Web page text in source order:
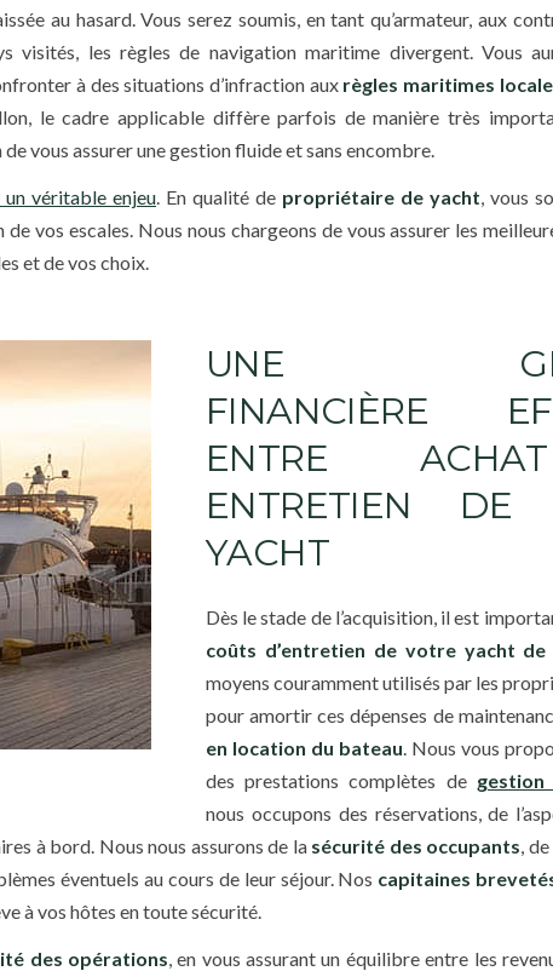
au hasard. Vous serez soumis, en tant qu’armateur, aux
visités, les règles de navigation maritime divergent. Vous
à des situations d’infraction aux règles maritimes
le cadre applicable diffère parfois de manière très
vous assurer une gestion fluide et sans encombre.
véritable enjeu . En qualité de propriétaire de yacht , vous
de vos escales. Nous nous chargeons de vous assurer les
et de vos choix.
UNE
FINANCIÈRE
ENTRE
ENTRETIEN DE
YACHT
Dès le stade de l’acquisition, il est
coûts d’entretien de votre yacht de
moyens couramment utilisés par les
pour amortir ces dépenses de
en location du bateau . Nous vous
des prestations complètes de gestion
nous occupons des réservations, de
à bord. Nous nous assurons de la sécurité des occupants ,
éventuels au cours de leur séjour. Nos capitaines
à vos hôtes en toute sécurité.
des opérations , en vous assurant un équilibre entre les